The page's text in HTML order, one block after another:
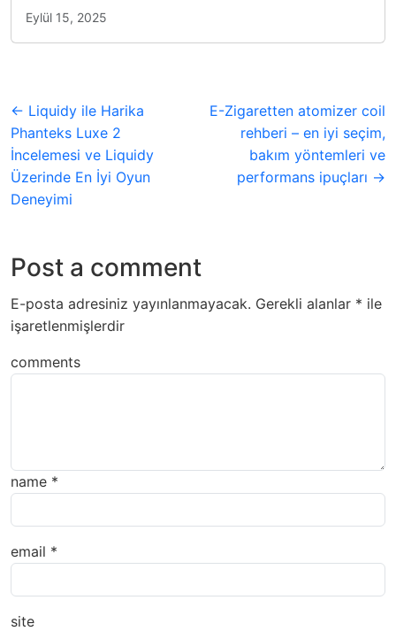
Eylül 15, 2025
← Liquidy ile Harika
Phanteks Luxe 2
İncelemesi ve Liquidy
Üzerinde En İyi Oyun
Deneyimi
E-Zigaretten atomizer coil
rehberi – en iyi seçim,
bakım yöntemleri ve
performans ipuçları →
Post a comment
E-posta adresiniz yayınlanmayacak. Gerekli alanlar * ile
işaretlenmişlerdir
comments
name *
email *
site